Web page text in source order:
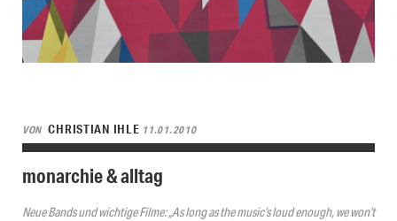
VON CHRISTIAN IHLE 11.01.2010
monarchie & alltag
Neue Bands und wichtige Filme: „As long as the music’s loud enough, we won’t